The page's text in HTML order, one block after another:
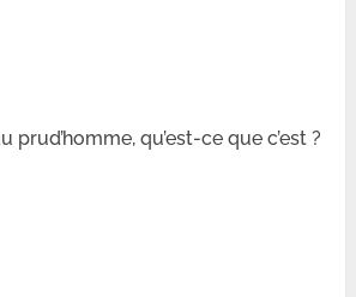
prud’homme, qu’est-ce que c’est ?